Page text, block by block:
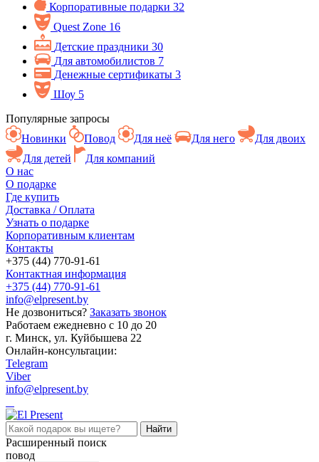
Корпоративные подарки 32
Quest Zone 16
Детские праздники 30
Для автомобилистов 7
Денежные сертификаты 3
Шоу 5
Популярные запросы
Новинки
Повод Для неё Для него
Для двоих
Для детей
Для компаний
О нас
О подарке
Где купить
Доставка / Оплата
Узнать о подарке
Корпоративным клиентам
Контакты
+375 (44) 770-91-61
Контактная информация
+375 (44) 770-91-61
info@elpresent.by
Не дозвониться? Заказать звонок
Работаем ежедневно c 10 до 20
г. Минск, ул. Куйбышева 22
Онлайн-консультации:
Telegram
Viber
info@elpresent.by
Расширенный поиск
повод